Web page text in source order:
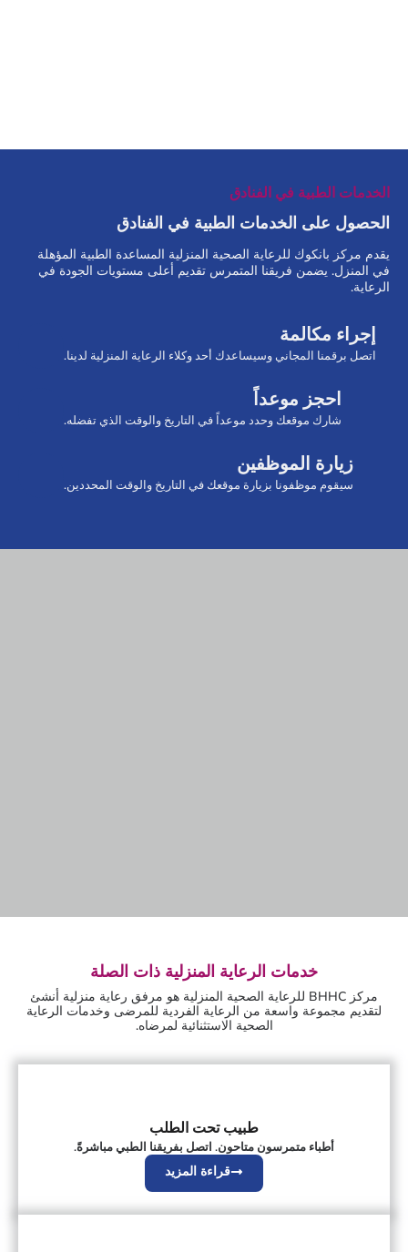
الخدمات الطبية في الفنادق
الحصول على الخدمات الطبية في الفنادق
يقدم مركز بانكوك للرعاية الصحية المنزلية المساعدة الطبية المؤهلة
في المنزل. يضمن فريقنا المتمرس تقديم أعلى مستويات الجودة في
الرعاية.
إجراء مكالمة
اتصل برقمنا المجاني وسيساعدك أحد وكلاء الرعاية المنزلية لدينا.
احجز موعداً
شارك موقعك وحدد موعداً في التاريخ والوقت الذي تفضله.
زيارة الموظفين
سيقوم موظفونا بزيارة موقعك في التاريخ والوقت المحددين.
خدمات الرعاية المنزلية ذات الصلة
مركز BHHC للرعاية الصحية المنزلية هو مرفق رعاية منزلية أنشئ
لتقديم مجموعة واسعة من الرعاية الفردية للمرضى وخدمات الرعاية
الصحية الاستثنائية لمرضاه.
طبيب تحت الطلب
أطباء متمرسون متاحون. اتصل بفريقنا الطبي مباشرةً.
قراءة المزيد